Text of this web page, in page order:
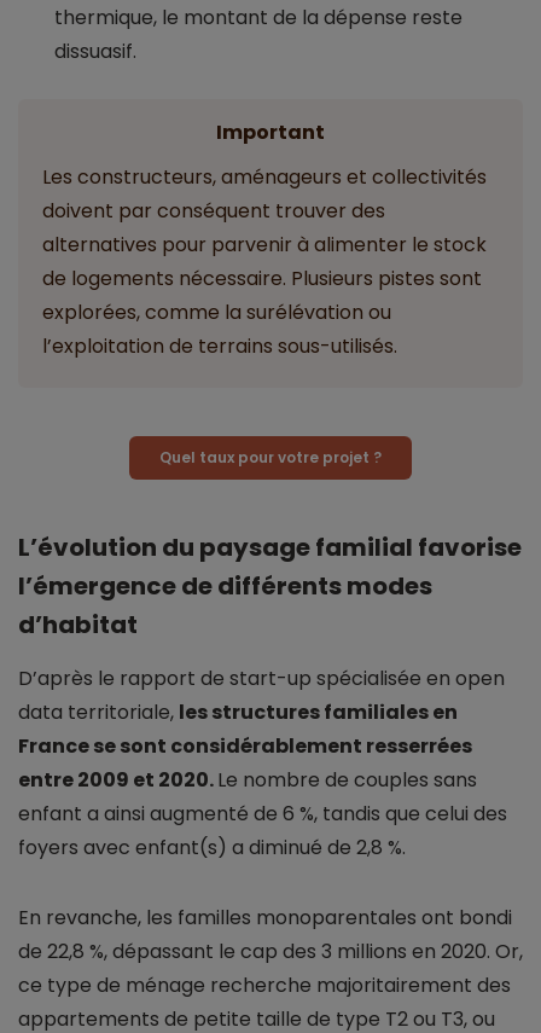
thermique, le montant de la dépense reste
dissuasif.
Important
Les constructeurs, aménageurs et collectivités
doivent par conséquent trouver des
alternatives pour parvenir à alimenter le stock
de logements nécessaire. Plusieurs pistes sont
explorées, comme la surélévation ou
l’exploitation de terrains sous-utilisés.
Quel taux pour votre projet ?
L’évolution du paysage familial favorise
l’émergence de différents modes
d’habitat
D’après le rapport de start-up spécialisée en open
data territoriale, les structures familiales en
France se sont considérablement resserrées
entre 2009 et 2020.Le nombre de couples sans
enfant a ainsi augmenté de 6 %, tandis que celui des
foyers avec enfant(s) a diminué de 2,8 %.
En revanche, les familles monoparentales ont bondi
de 22,8 %, dépassant le cap des 3 millions en 2020. Or,
ce type de ménage recherche majoritairement des
appartements de petite taille de type T2 ou T3, ou